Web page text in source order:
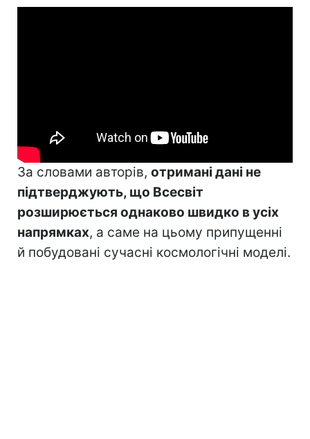
За словами авторів, отримані дані не
підтверджують, що Всесвіт
розширюється однаково швидко в усіх
напрямках, а саме на цьому припущенні
й побудовані сучасні космологічні моделі.